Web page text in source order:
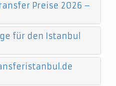
Preise 2026 –
für den Istanbul